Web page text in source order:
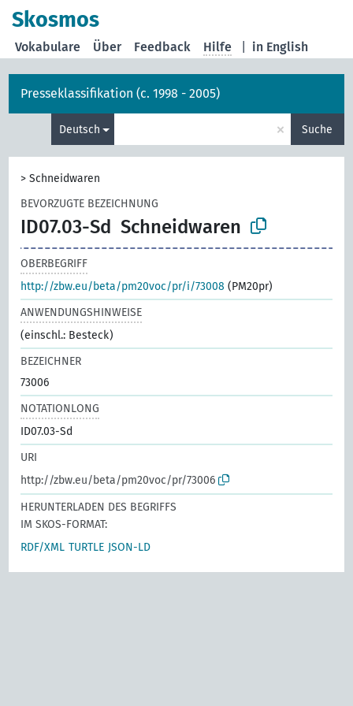
Skosmos
in English
Vokabulare Über Feedback Hilfe
Presseklassifikation (c. 1998 - 2005)
Deutsch × Suche
>Schneidwaren
BEVORZUGTE BEZEICHNUNG
ID07.03-Sd Schneidwaren
OBERBEGRIFF
http://zbw.eu/beta/pm20voc/pr/i/73008 (PM20pr)
ANWENDUNGSHINWEISE
(einschl.: Besteck)
BEZEICHNER
73006
NOTATIONLONG
ID07.03-Sd
URI
http://zbw.eu/beta/pm20voc/pr/73006
HERUNTERLADEN DES BEGRIFFS
IM SKOS-FORMAT:
RDF/XML TURTLE JSON-LD